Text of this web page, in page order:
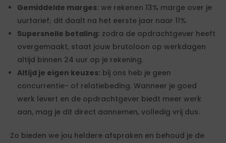
Gemiddelde marges: we rekenen 13% marge over je
uurtarief; dit daalt na het eerste jaar naar 11%.
Supersnelle betaling: zodra de opdrachtgever heeft
overgemaakt, staat jouw brutoloon op werkdagen
altijd binnen 24 uur op je rekening.
Altijd je eigen keuzes: bij ons heb je geen
concurrentie- of relatiebeding. Wanneer je goed
werk levert en de opdrachtgever biedt meer werk
aan, mag je dit direct aannemen, volledig vrij dus.
Zo bieden we jou heldere afspraken en behoud je de